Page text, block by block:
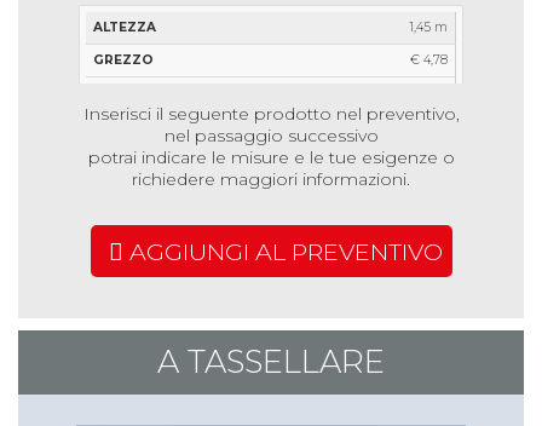
1,45 m
€ 4,78
1,70 m
€ 8,40
€ 11,61
Inserisci il seguente prodotto nel preventivo,
nel passaggio successivo
potrai indicare le misure e le tue esigenze o
richiedere maggiori informazioni.
AGGIUNGI AL PREVENTIVO
A TASSELLARE